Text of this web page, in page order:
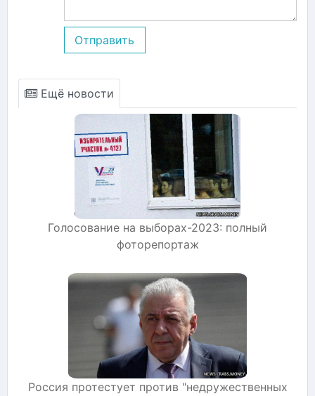
Отправить
Ещё новости
Голосование на выборах-2023: полный
фоторепортаж
Россия протестует против "недружественных